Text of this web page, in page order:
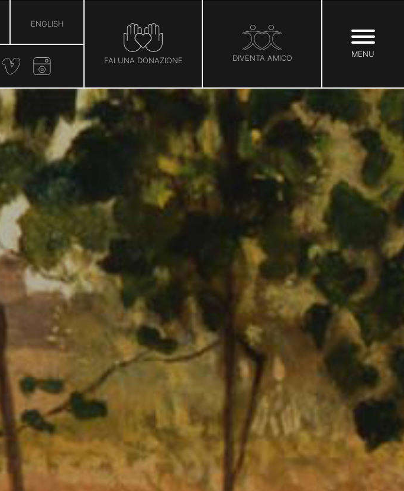
MENU
DIVENTA AMICO
FAI UNA DONAZIONE
ENGLISH